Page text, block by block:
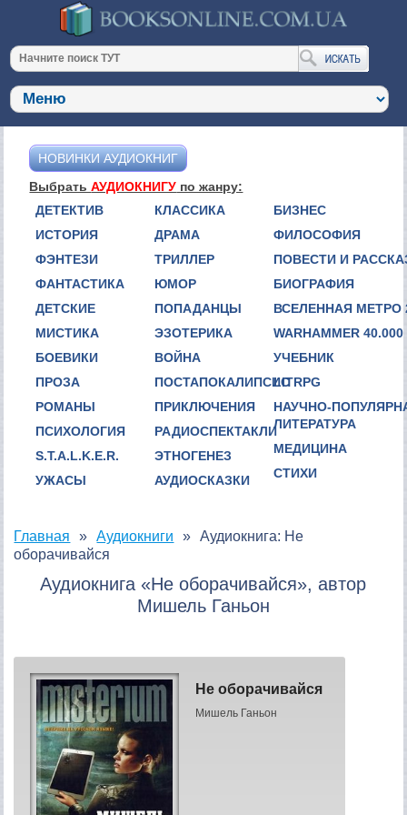
НОВИНКИ АУДИОКНИГ
ВыбратьАУДИОКНИГУ по жанру:
ДЕТЕКТИВ
ИСТОРИЯ
ФЭНТЕЗИ
ФАНТАСТИКА
ДЕТСКИЕ
МИСТИКА
БОЕВИКИ
ПРОЗА
РОМАНЫ
ПСИХОЛОГИЯ
S.T.A.L.K.E.R.
УЖАСЫ
КЛАССИКА
ДРАМА
ТРИЛЛЕР
ЮМОР
ПОПАДАНЦЫ
ЭЗОТЕРИКА
ВОЙНА
ПОСТАПОКАЛИПСИС
ПРИКЛЮЧЕНИЯ
РАДИОСПЕКТАКЛИ
ЭТНОГЕНЕЗ
АУДИОСКАЗКИ
БИЗНЕС
ФИЛОСОФИЯ
ПОВЕСТИ И
БИОГРАФИЯ
ВСЕЛЕННАЯ МЕТРО
WARHAMMER 40.000
УЧЕБНИК
LITRPG
НАУЧНО-
ЛИТЕРАТУРА
МЕДИЦИНА
СТИХИ
Главная Аудиокниги
Аудиокнига: Не
оборачивайся
Аудиокнига «Не оборачивайся», автор
Мишель Ганьон
Не оборачивайся
Мишель Ганьон